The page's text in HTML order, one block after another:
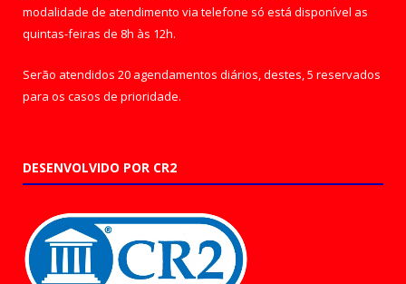
modalidade de atendimento via telefone só está disponível as
quintas-feiras de 8h às 12h.
Serão atendidos 20 agendamentos diários, destes, 5 reservados
para os casos de prioridade.
DESENVOLVIDO POR CR2